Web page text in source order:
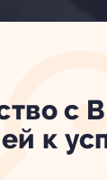
с
к